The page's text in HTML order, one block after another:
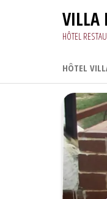
VILLA
HÔTEL
HÔTEL